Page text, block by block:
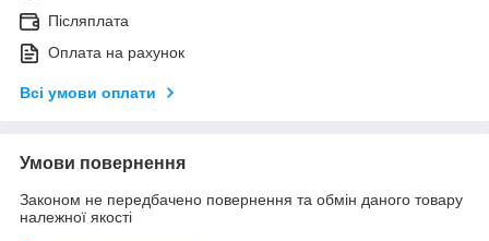
Післяплата
Оплата на рахунок
Всі умови оплати
Умови повернення
Законом не передбачено повернення та обмін даного товару
належної якості